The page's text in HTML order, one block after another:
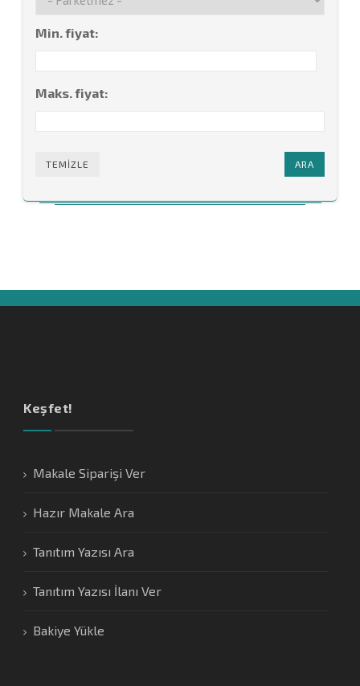
Min. fiyat:
Maks. fiyat:
TEMIZLE ARA
Keşfet!
Makale Siparişi Ver
Hazır Makale Ara
Tanıtım Yazısı Ara
Tanıtım Yazısı İlanı Ver
Bakiye Yükle